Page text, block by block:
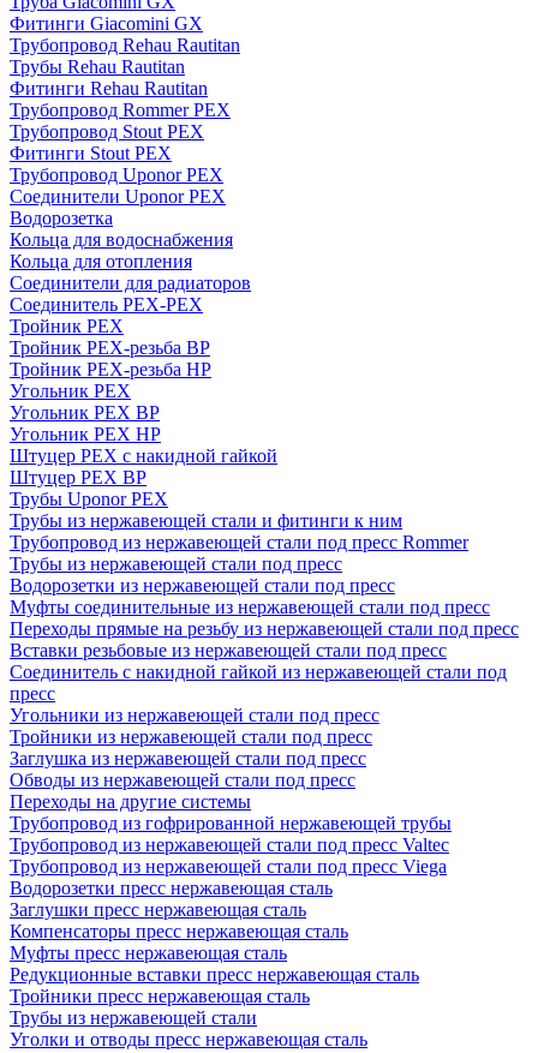
Фитинги Giacomini GX
Трубопровод Rehau Rautitan
Трубы Rehau Rautitan
Фитинги Rehau Rautitan
Трубопровод Rommer PEX
Трубопровод Stout PEX
Фитинги Stout PEX
Трубопровод Uponor PEX
Соединители Uponor PEX
Водорозетка
Кольца для водоснабжения
Кольца для отопления
Соединители для радиаторов
Соединитель PEX-PEX
Тройник PEX
Тройник PEX-резьба ВР
Тройник PEX-резьба НР
Угольник PEX
Угольник PEX ВР
Угольник PEX НР
Штуцер PEX c накидной гайкой
Штуцер PEX ВР
Трубы Uponor PEX
Трубы из нержавеющей стали и фитинги к ним
Трубопровод из нержавеющей стали под пресс Rommer
Трубы из нержавеющей стали под пресс
Водорозетки из нержавеющей стали под пресс
Муфты соединительные из нержавеющей стали под пресс
Переходы прямые на резьбу из нержавеющей стали под пресс
Вставки резьбовые из нержавеющей стали под пресс
Соединитель с накидной гайкой из нержавеющей стали под
пресс
Угольники из нержавеющей стали под пресс
Тройники из нержавеющей стали под пресс
Заглушка из нержавеющей стали под пресс
Обводы из нержавеющей стали под пресс
Переходы на другие системы
Трубопровод из гофрированной нержавеющей трубы
Трубопровод из нержавеющей стали под пресс Valtec
Трубопровод из нержавеющей стали под пресс Viega
Водорозетки пресс нержавеющая сталь
Заглушки пресс нержавеющая сталь
Компенсаторы пресс нержавеющая сталь
Муфты пресс нержавеющая сталь
Редукционные вставки пресс нержавеющая сталь
Тройники пресс нержавеющая сталь
Трубы из нержавеющей стали
Уголки и отводы пресс нержавеющая сталь